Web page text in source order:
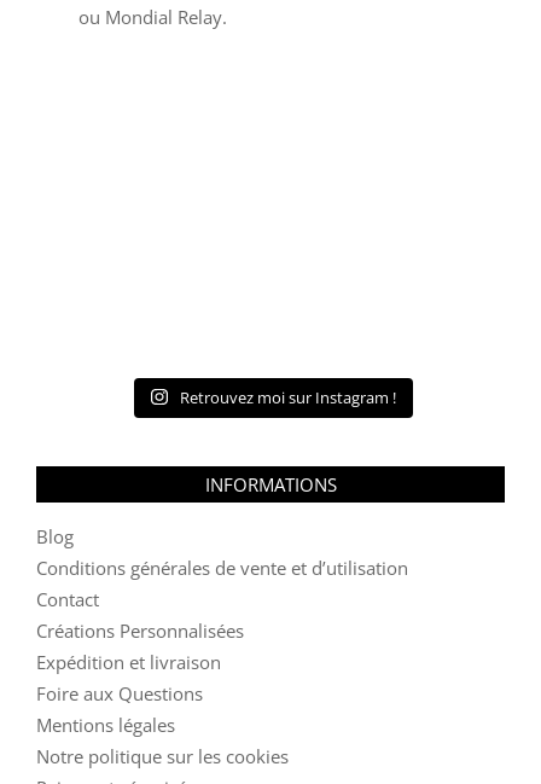
ou Mondial Relay.
Retrouvez moi sur Instagram !
INFORMATIONS
Blog
Conditions générales de vente et d’utilisation
Contact
Créations Personnalisées
Expédition et livraison
Foire aux Questions
Mentions légales
Notre politique sur les cookies